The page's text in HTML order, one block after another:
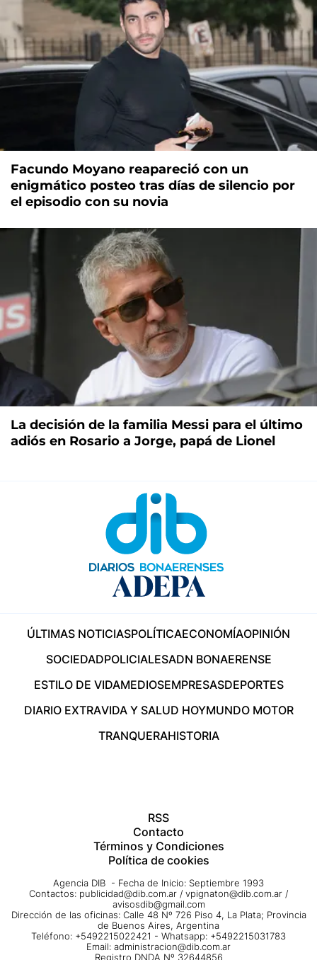
Facundo Moyano reapareció con un
enigmático posteo tras días de silencio por
el episodio con su novia
La decisión de la familia Messi para el último
adiós en Rosario a Jorge, papá de Lionel
ÚLTIMAS NOTICIASPOLÍTICAECONOMÍAOPINIÓN
SOCIEDADPOLICIALESADN BONAERENSE
ESTILO DE VIDAMEDIOSEMPRESASDEPORTES
DIARIO EXTRAVIDA Y SALUD HOYMUNDO MOTOR
TRANQUERAHISTORIA
RSS
Contacto
Términos y Condiciones
Política de cookies
Agencia DIB - Fecha de Inicio: Septiembre 1993
Contactos: publicidad@dib.com.ar / vpignaton@dib.com.ar /
avisosdib@gmail.com
Dirección de las oficinas: Calle 48 Nº 726 Piso 4, La Plata; Provincia
de Buenos Aires, Argentina
Teléfono: +5492215022421 - Whatsapp: +5492215031783
Email: administracion@dib.com.ar
Registro DNDA Nº 32644856